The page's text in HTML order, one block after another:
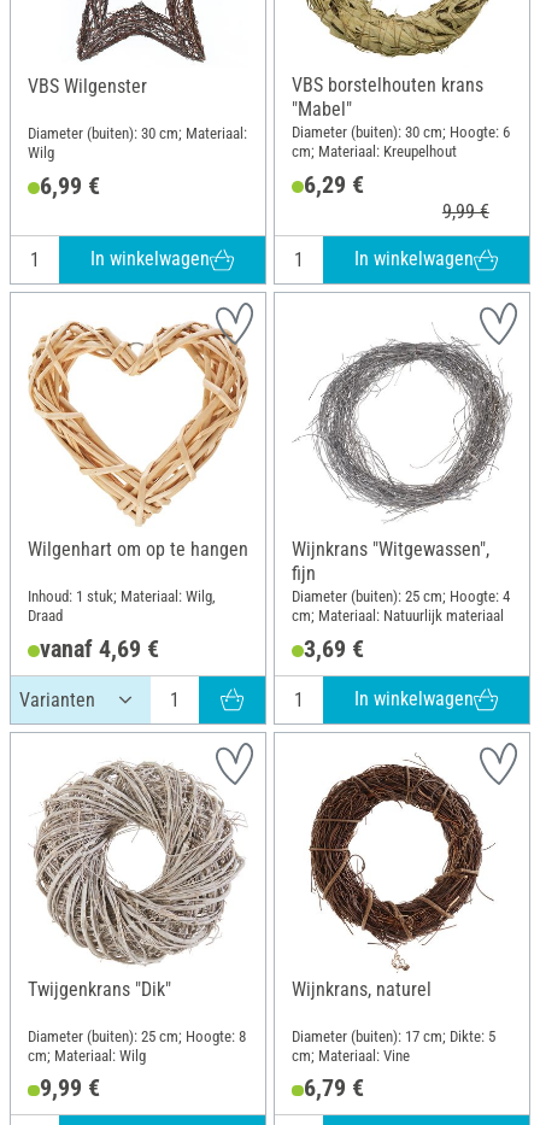
VBS Wilgenster
Diameter (buiten): 30 cm; Materiaal:
Wilg
6,99 €
In winkelwagen
VBS borstelhouten krans
"Mabel"
Diameter (buiten): 30 cm; Hoogte: 6
cm; Materiaal: Kreupelhout
6,29 €
9,99 €
In winkelwagen
Wilgenhart om op te hangen
Inhoud: 1 stuk; Materiaal: Wilg,
Draad
vanaf 4,69 €
Wijnkrans "Witgewassen",
fijn
Diameter (buiten): 25 cm; Hoogte: 4
cm; Materiaal: Natuurlijk materiaal
3,69 €
In winkelwagen
Twijgenkrans "Dik"
Diameter (buiten): 25 cm; Hoogte: 8
cm; Materiaal: Wilg
9,99 €
Wijnkrans, naturel
Diameter (buiten): 17 cm; Dikte: 5
cm; Materiaal: Vine
6,79 €